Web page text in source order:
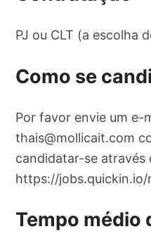
PJ ou CLT (a escolha
Como se
Por favor envie um e-
thais@mollicait.com
candidatar-se através
https://
Tempo médio